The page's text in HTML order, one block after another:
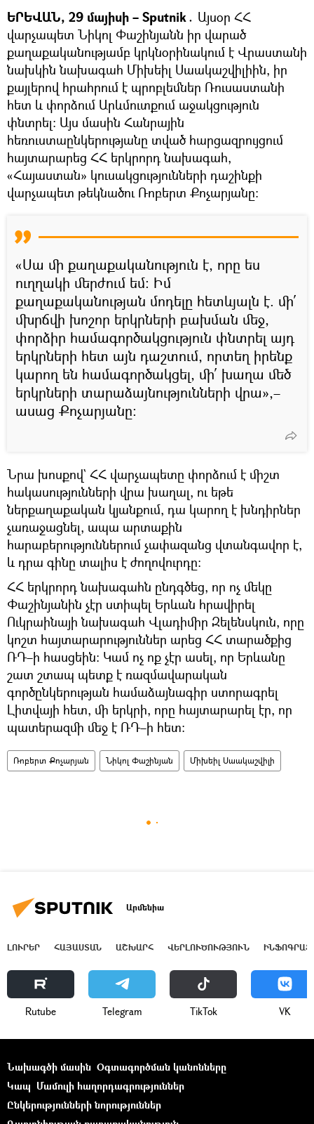
ԵՐԵՎԱՆ, 29 մայիսի – Sputnik․ Այսօր ՀՀ
վարչապետ Նիկոլ Փաշինյանն իր վարած
քաղաքականությամբ կրկնօրինակում է Վրաստանի
նախկին նախագահ Միխեիլ Սաակաշվիլիին, իր
քայլերով հրահրում է պրոբլեմներ Ռուսաստանի
հետ և փորձում Արևմուտքում աջակցություն
փնտրել։ Այս մասին Հանրային
հեռուստաընկերությանը տված հարցազրույցում
հայտարարեց ՀՀ երկրորդ նախագահ,
«Հայաստան» կուսակցությունների դաշինքի
վարչապետ թեկնածու Ռոբերտ Քոչարյանը։
«Սա մի քաղաքականություն է, որը ես
ուղղակի մերժում եմ։ Իմ
քաղաքականության մոդելը հետևյալն է. մի՛
մխրճվի խոշոր երկրների բախման մեջ,
փորձիր համագործակցություն փնտրել այդ
երկրների հետ այն դաշտում, որտեղ իրենք
կարող են համագործակցել, մի՛ խաղա մեծ
երկրների տարաձայնությունների վրա»,–
ասաց Քոչարյանը։
Նրա խոսքով` ՀՀ վարչապետը փորձում է միշտ
հակասությունների վրա խաղալ, ու եթե
ներքաղաքական կյանքում, դա կարող է խնդիրներ
չառաջացնել, ապա արտաքին
հարաբերություններում չափազանց վտանգավոր է,
և դրա գինը տալիս է ժողովուրդը։
ՀՀ երկրորդ նախագահն ընդգծեց, որ ոչ մեկը
Փաշինյանին չէր ստիպել Երևան հրավիրել
Ուկրաինայի նախագահ Վլադիմիր Զելենսկուն, որը
կոշտ հայտարարություններ արեց ՀՀ տարածքից
ՌԴ–ի հասցեին։ Կամ ոչ ոք չէր ասել, որ Երևանը
շատ շտապ պետք է ռազմավարական
գործընկերության համաձայնագիր ստորագրել
Լիտվայի հետ, մի երկրի, որը հայտարարել էր, որ
պատերազմի մեջ է ՌԴ–ի հետ։
Ռոբերտ Քոչարյան Նիկոլ Փաշինյան Միխեիլ Սաակաշվիլի
Արմենիա
ԼՈՒՐԵՐ ՀԱՅԱՍՏԱՆ ԱՇԽԱՐՀ ՎԵՐԼՈՒԾՈՒԹՅՈՒՆ
Rutube Telegram ТikТоk VK
Նախագծի մասին Օգտագործման կանոնները
Կապ Մամուլի հաղորդագրություններ
Ընկերությունների նորություններ